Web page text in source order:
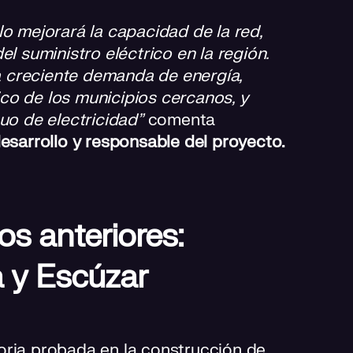
mejorará la capacidad de la red,
suministro eléctrico en la región.
demanda de energía,
de los municipios cercanos, y
de electricidad”comenta
y responsable del proyecto.
anteriores:
y Escúzar